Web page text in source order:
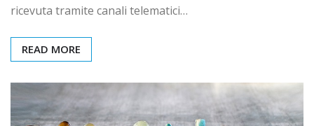
ricevuta tramite canali telematici…
READ MORE